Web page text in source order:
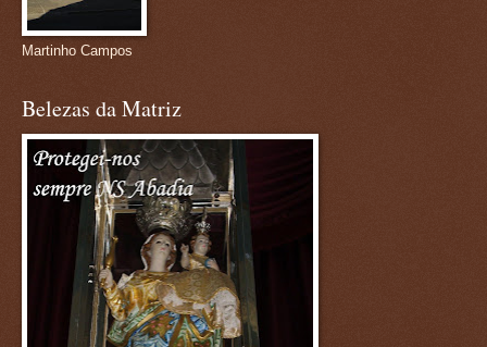
Martinho Campos
Belezas da Matriz